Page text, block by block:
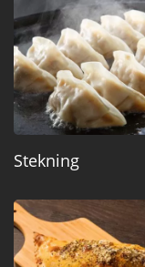
Stekning